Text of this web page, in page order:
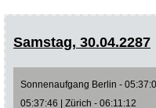
Samstag, 30.04.2287
Sonnenaufgang Berlin -
05:37:46 | Zürich - 06:11:12